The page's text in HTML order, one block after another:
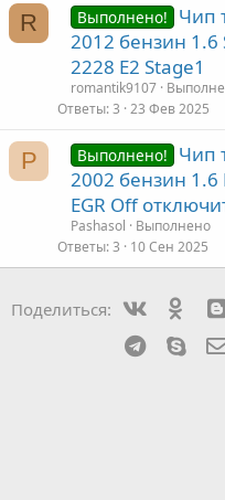
R Выполнено!
Чип
2012 бензин 1.6
2228 E2 Stage1
romantik9107
Ответы 3 23 Фев 2025
P Выполнено!
Чип
2002 бензин 1.6
EGR Off
Pashasol
Выполнено
Ответы 3 10 Сен 2025
Поделиться: Ok
Telegram